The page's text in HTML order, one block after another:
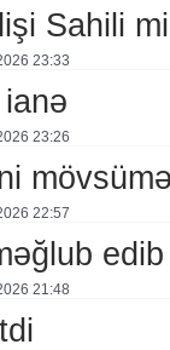
Sahili
23:33
23:26
22:57
edib
21:48